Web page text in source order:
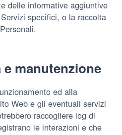
delle informative aggiuntive
specifici, o la raccolta
manutenzione
ed alla
Web e gli eventuali servizi
raccogliere log di
le interazioni e che